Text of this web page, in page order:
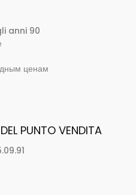
anni 90
ценам
PUNTO VENDITA